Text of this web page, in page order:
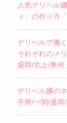
人気デリヘル
ィ」の作り方
デリヘルで働
それぞれのメ
盛岡/北上/奥州」
デリヘル嬢の
手県/一関/盛岡/